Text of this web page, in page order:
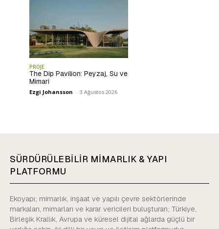
PROJE
The Dip Pavilion: Peyzaj, Su ve
Mimari
Ezgi Johansson - 3 Ağustos 2026
SÜRDÜRÜLEBİLİR MİMARLIK & YAPI
PLATFORMU
Ekoyapı; mimarlık, inşaat ve yapılı çevre sektörlerinde
markaları, mimarları ve karar vericileri buluşturan; Türkiye,
Birleşik Krallık, Avrupa ve küresel dijital ağlarda güçlü bir